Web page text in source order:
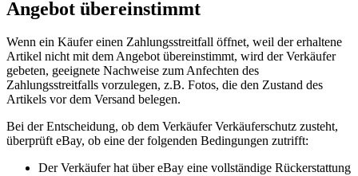
Angebot übereinstimmt
Wenn ein Käufer einen Zahlungsstreitfall öffnet, weil der erhaltene
Artikel nicht mit dem Angebot übereinstimmt, wird der Verkäufer
gebeten, geeignete Nachweise zum Anfechten des
Zahlungsstreitfalls vorzulegen, z.B. Fotos, die den Zustand des
Artikels vor dem Versand belegen.
Bei der Entscheidung, ob dem Verkäufer Verkäuferschutz zusteht,
überprüft eBay, ob eine der folgenden Bedingungen zutrifft:
Der Verkäufer hat über eBay eine vollständige Rückerstattung